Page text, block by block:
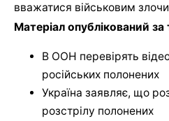
вважатися військовим
Матеріал опублікований
В ООН перевірять
російських полонених
Україна заявляє, що
розстрілу полонених